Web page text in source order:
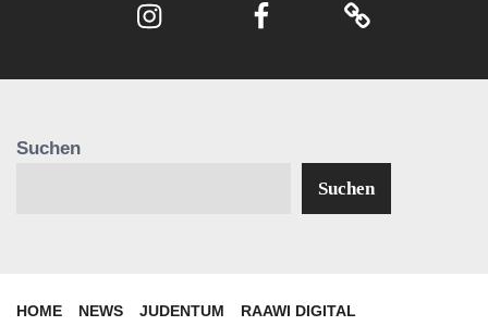
Suchen
Suchen
HOME NEWS JUDENTUM RAAWI DIGITAL